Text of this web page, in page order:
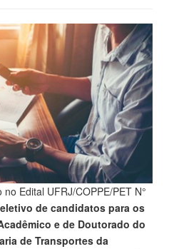
Edital UFRJ/COPPE/PET N°
de candidatos para os
e de Doutorado do
de Transportes da